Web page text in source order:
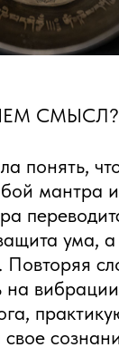
СМЫСЛ?
понять,
мантра
ума, а
Повторяя
на
свое